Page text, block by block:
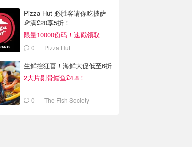
Pizza Hut 必胜客请你吃披萨
🍕满£20享5折！
限量10000份码！速戳领取
0 Pizza Hut
生鲜控狂喜！海鲜大促低至6折
2大片剔骨鲻鱼£4.8！
0 The Fish Society